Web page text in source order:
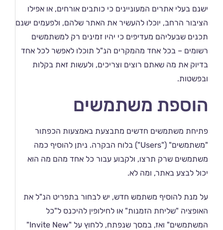
ישנם בעלי אתרים המעוניינים כי כותבים אורחים, או אפילו
הציבור הרחב, יוכלו להעשיר את האתר שלהם, ולפעמים ישנם
תכנים שבעליהם מעדיפים כי יהיו זמינים רק למשתמשים
רשומים – בכל אחד מהמקרים הנ"ל תוכלו לאפשר לכל אחד
בדיוק את מה שאתם רוצים וצריכים, ולעשות זאת בקלות
ובפשטות.
הוספת משתמשים
פתיחת משתמשים חדשים מתבצעת באמצעות הכפתור
"משתמשים" ("Users") בלוח הבקרה. ניתן להוסיף כמה
משתמשים שרק תרצו, ולקבוע עבור כל אחד מהם מה הוא
יכול לבצע באתר, ומה לא.
על מנת להוסיף משתמש חדש, יש לבחור בתפריט הנ"ל את
האופציה "שליחת הזמנות" או לחילופין להיכנס ל"כל
המשתמשים" ואז, במסך שנפתח, ללחוץ על "Invite New"